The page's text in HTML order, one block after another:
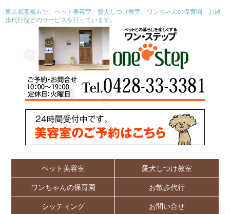
東京都青梅市で、ペット美容室、愛犬しつけ教室、ワンちゃんの保育園、お散
歩代行などのサービスを行っています。
ペット美容室 愛犬しつけ教室
ワンちゃんの保育園 お散歩代行
シッティング お問い合せ